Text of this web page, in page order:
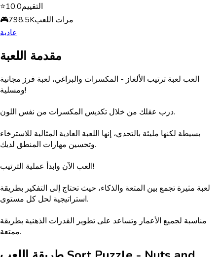
⭐10.0التقييم
🎮798.5Kمرات اللعب
عادية
مقدمة اللعبة
العب لعبة ترتيب الألغاز - المكسرات والبراغي، لعبة فرز مجانية
ومسلية!
درب عقلك من خلال تكديس المكسرات من نفس اللون.
بسيطة لكنها مليئة بالتحدي، إنها اللعبة العادية المثالية للاسترخاء
وتحسين مهارات المنطق لديك.
العب الآن وابدأ عملية الترتيب!
لعبة مثيرة تجمع بين المتعة والذكاء، حيث تحتاج إلى التفكير بطريقة
استراتيجية لحل كل مستوى.
مناسبة لجميع الأعمار وتساعد على تطوير القدرات الذهنية بطريقة
ممتعة.